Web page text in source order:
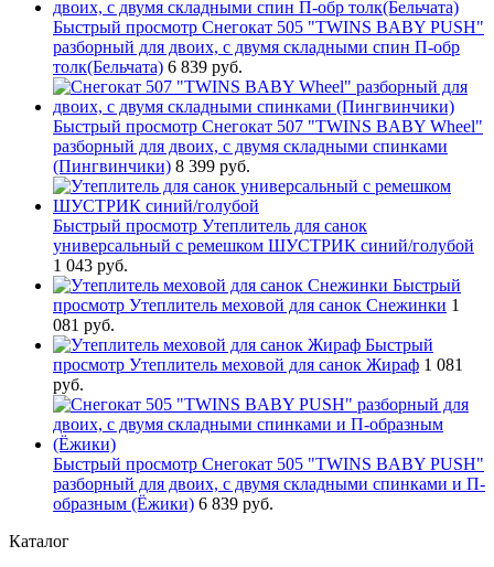
Быстрый просмотр Снегокат 505 "TWINS BABY PUSH"
разборный для двоих, с двумя складными спин П-обр
толк(Бельчата) 6 839 руб.
Быстрый просмотр Снегокат 507 "TWINS BABY Wheel"
разборный для двоих, с двумя складными спинками
(Пингвинчики) 8 399 руб.
Быстрый просмотр Утеплитель для санок
универсальный с ремешком ШУСТРИК синий/голубой
1 043 руб.
Быстрый
просмотр Утеплитель меховой для санок Снежинки 1
081 руб.
Быстрый
просмотр Утеплитель меховой для санок Жираф 1 081
руб.
Быстрый просмотр Снегокат 505 "TWINS BABY PUSH"
разборный для двоих, с двумя складными спинками и П-
образным (Ёжики) 6 839 руб.
Каталог